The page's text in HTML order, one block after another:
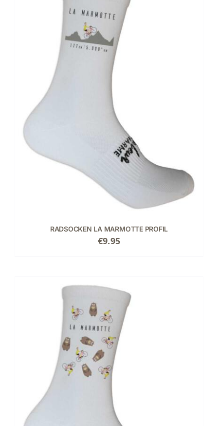
RADSOCKEN LA MARMOTTE PROFIL
€9.95